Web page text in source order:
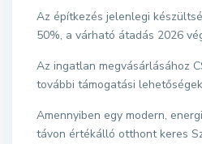
Az építkezés jelenlegi
50%, a várható átadás 2026
Az ingatlan megvásárlásához
további támogatási
Amennyiben egy modern,
távon értékálló otthont keres